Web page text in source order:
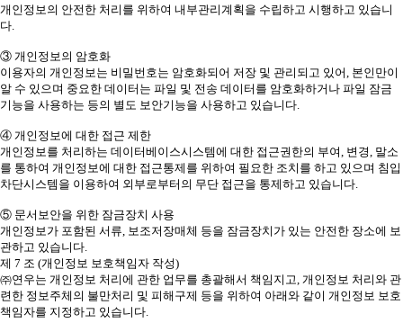
개인정보의 안전한 처리를 위하여 내부관리계획을 수립하고 시행하고 있습니
다.
③ 개인정보의 암호화
이용자의 개인정보는 비밀번호는 암호화되어 저장 및 관리되고 있어, 본인만이
알 수 있으며 중요한 데이터는 파일 및 전송 데이터를 암호화하거나 파일 잠금
기능을 사용하는 등의 별도 보안기능을 사용하고 있습니다.
④ 개인정보에 대한 접근 제한
개인정보를 처리하는 데이터베이스시스템에 대한 접근권한의 부여, 변경, 말소
를 통하여 개인정보에 대한 접근통제를 위하여 필요한 조치를 하고 있으며 침입
차단시스템을 이용하여 외부로부터의 무단 접근을 통제하고 있습니다.
⑤ 문서보안을 위한 잠금장치 사용
개인정보가 포함된 서류, 보조저장매체 등을 잠금장치가 있는 안전한 장소에 보
관하고 있습니다.
제 7 조 (개인정보 보호책임자 작성)
㈜연우는 개인정보 처리에 관한 업무를 총괄해서 책임지고, 개인정보 처리와 관
련한 정보주체의 불만처리 및 피해구제 등을 위하여 아래와 같이 개인정보 보호
책임자를 지정하고 있습니다.